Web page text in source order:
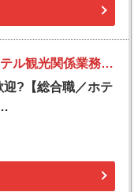
?完全未経験大歓迎?【総合職／ホテル観光関係業務（ホスピタリティ業務）】ホワイト企業「プラチナ」認定｜完全週休2日（シフト制）／新規事業◎
?【総合職／ホテ